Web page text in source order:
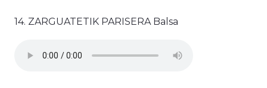
14. ZARGUATETIK PARISERA Balsa